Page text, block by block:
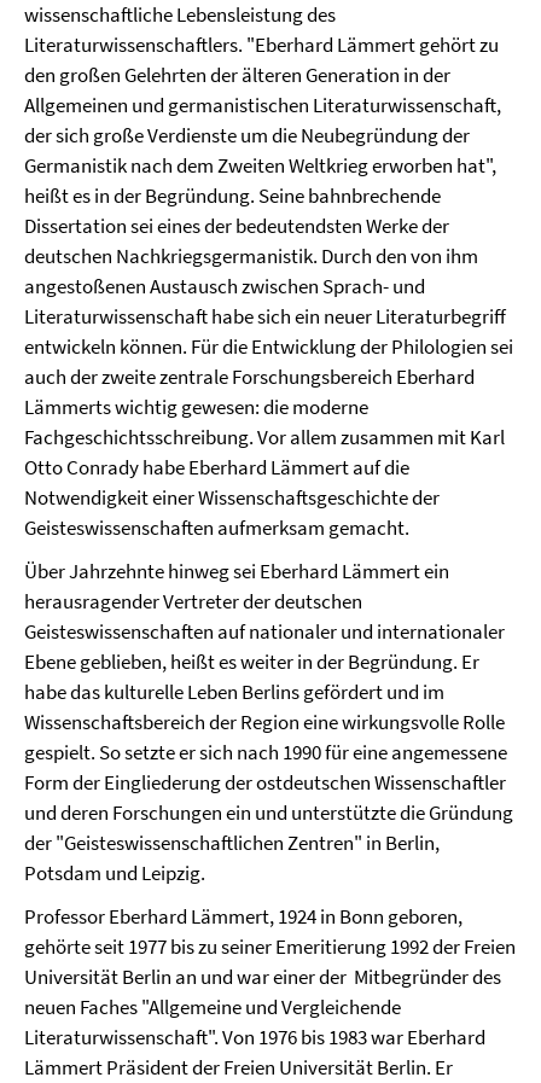
wissenschaftliche Lebensleistung des
Literaturwissenschaftlers. "Eberhard Lämmert gehört zu
den großen Gelehrten der älteren Generation in der
Allgemeinen und germanistischen Literaturwissenschaft,
der sich große Verdienste um die Neubegründung der
Germanistik nach dem Zweiten Weltkrieg erworben hat",
heißt es in der Begründung. Seine bahnbrechende
Dissertation sei eines der bedeutendsten Werke der
deutschen Nachkriegsgermanistik. Durch den von ihm
angestoßenen Austausch zwischen Sprach- und
Literaturwissenschaft habe sich ein neuer Literaturbegriff
entwickeln können. Für die Entwicklung der Philologien sei
auch der zweite zentrale Forschungsbereich Eberhard
Lämmerts wichtig gewesen: die moderne
Fachgeschichtsschreibung. Vor allem zusammen mit Karl
Otto Conrady habe Eberhard Lämmert auf die
Notwendigkeit einer Wissenschaftsgeschichte der
Geisteswissenschaften aufmerksam gemacht.
Über Jahrzehnte hinweg sei Eberhard Lämmert ein
herausragender Vertreter der deutschen
Geisteswissenschaften auf nationaler und internationaler
Ebene geblieben, heißt es weiter in der Begründung. Er
habe das kulturelle Leben Berlins gefördert und im
Wissenschaftsbereich der Region eine wirkungsvolle Rolle
gespielt. So setzte er sich nach 1990 für eine angemessene
Form der Eingliederung der ostdeutschen Wissenschaftler
und deren Forschungen ein und unterstützte die Gründung
der "Geisteswissenschaftlichen Zentren" in Berlin,
Potsdam und Leipzig.
Professor Eberhard Lämmert, 1924 in Bonn geboren,
gehörte seit 1977 bis zu seiner Emeritierung 1992 der Freien
Universität Berlin an und war einer der Mitbegründer des
neuen Faches "Allgemeine und Vergleichende
Literaturwissenschaft". Von 1976 bis 1983 war Eberhard
Lämmert Präsident der Freien Universität Berlin. Er